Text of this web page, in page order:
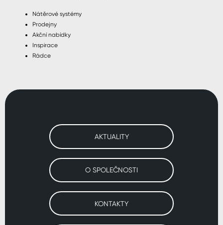
Nátěrové systémy
Prodejny
Akční nabídky
Inspirace
Rádce
AKTUALITY
O SPOLEČNOSTI
KONTAKTY